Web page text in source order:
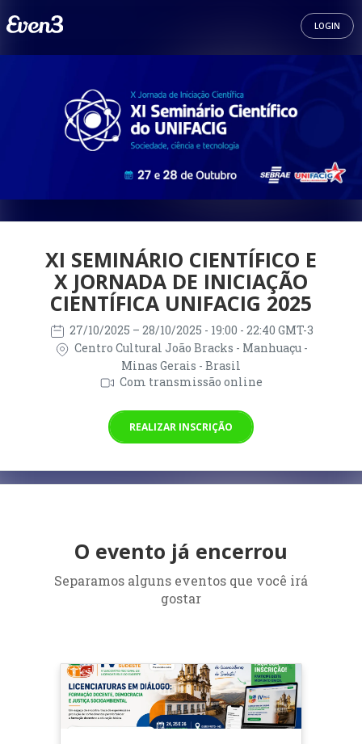
LOGIN
XI SEMINÁRIO CIENTÍFICO E
X JORNADA DE INICIAÇÃO
CIENTÍFICA UNIFACIG 2025
27/10/2025 – 28/10/2025 - 19:00 - 22:40 GMT-3
Centro Cultural João Bracks - Manhuaçu -
Minas Gerais - Brasil
Com transmissão online
REALIZAR INSCRIÇÃO
O evento já encerrou
Separamos alguns eventos que você irá
gostar